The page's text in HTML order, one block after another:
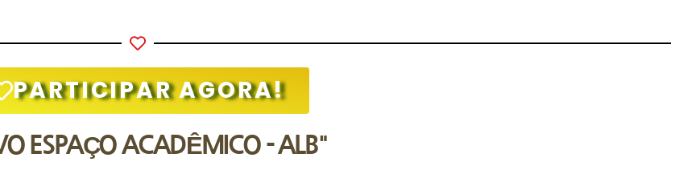
PARTICIPAR AGORA!
ESPAÇO ACADÊMICO - ALB"